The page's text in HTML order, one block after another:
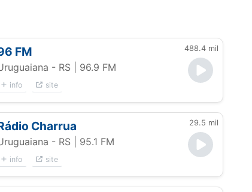
FM 488.4 mil
- RS | 96.9 FM
info site
Charrua 29.5 mil
- RS | 95.1 FM
info site